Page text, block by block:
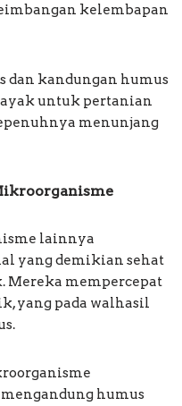
kelembapan
dan kandungan humus
untuk pertanian
menunjang
lainnya
yang demikian sehat
Mereka mempercepat
yang pada walhasil
humus